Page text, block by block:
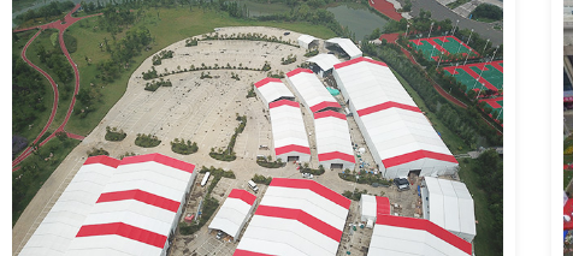
resistente às intempéries garante proteção
confiável, ao mesmo tempo que proporciona
excelente visibilidade e oportunidades de
branding. Seu design de vão livre cria um
ambiente desobstruído que aprimora a
experiência do visitante, tornando-a uma escolha
excepcional para exposições automotivas e
eventos de marketing.